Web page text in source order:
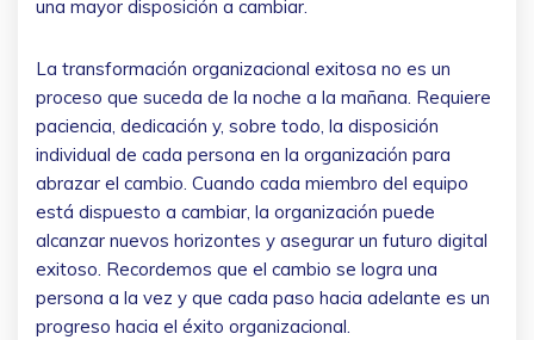
una mayor disposición a cambiar.
La transformación organizacional exitosa no es un
proceso que suceda de la noche a la mañana. Requiere
paciencia, dedicación y, sobre todo, la disposición
individual de cada persona en la organización para
abrazar el cambio. Cuando cada miembro del equipo
está dispuesto a cambiar, la organización puede
alcanzar nuevos horizontes y asegurar un futuro digital
exitoso. Recordemos que el cambio se logra una
persona a la vez y que cada paso hacia adelante es un
progreso hacia el éxito organizacional.